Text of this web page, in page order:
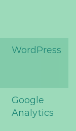
WordPress
Google
Analytics